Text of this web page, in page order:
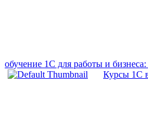
обучение 1С для работы и
Курсы 1С